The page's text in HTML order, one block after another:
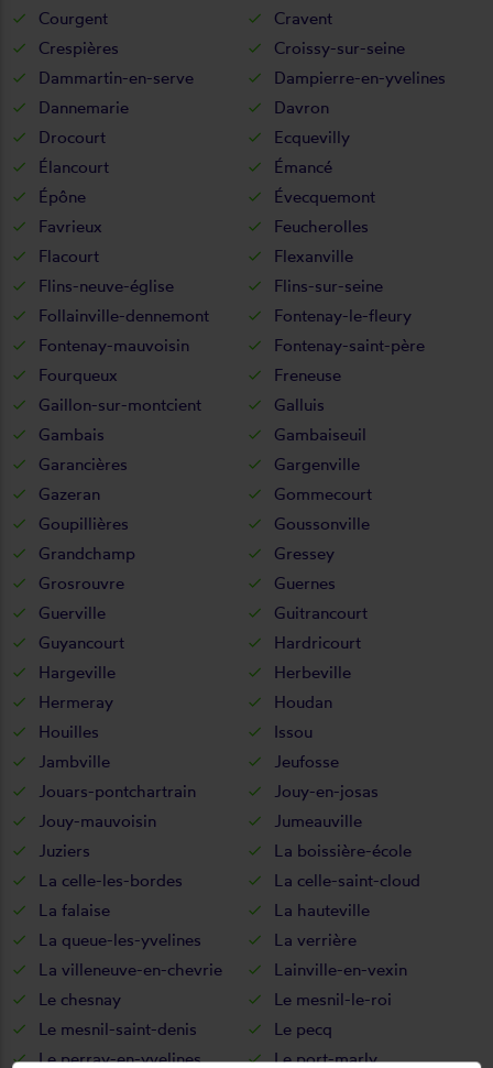
Courgent
Cravent
Crespières
Croissy-sur-seine
Dammartin-en-serve
Dampierre-en-yvelines
Dannemarie
Davron
Drocourt
Ecquevilly
Élancourt
Émancé
Épône
Évecquemont
Favrieux
Feucherolles
Flacourt
Flexanville
Flins-neuve-église
Flins-sur-seine
Follainville-dennemont
Fontenay-le-fleury
Fontenay-mauvoisin
Fontenay-saint-père
Fourqueux
Freneuse
Gaillon-sur-montcient
Galluis
Gambais
Gambaiseuil
Garancières
Gargenville
Gazeran
Gommecourt
Goupillières
Goussonville
Grandchamp
Gressey
Grosrouvre
Guernes
Guerville
Guitrancourt
Guyancourt
Hardricourt
Hargeville
Herbeville
Hermeray
Houdan
Houilles
Issou
Jambville
Jeufosse
Jouars-pontchartrain
Jouy-en-josas
Jouy-mauvoisin
Jumeauville
Juziers
La boissière-école
La celle-les-bordes
La celle-saint-cloud
La falaise
La hauteville
La queue-les-yvelines
La verrière
La villeneuve-en-chevrie
Lainville-en-vexin
Le chesnay
Le mesnil-le-roi
Le mesnil-saint-denis
Le pecq
Le perray-en-yvelines
Le port-marly